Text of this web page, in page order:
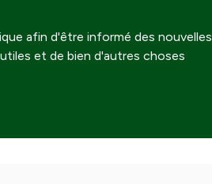
afin d'être informé des nouvelles
et de bien d'autres choses